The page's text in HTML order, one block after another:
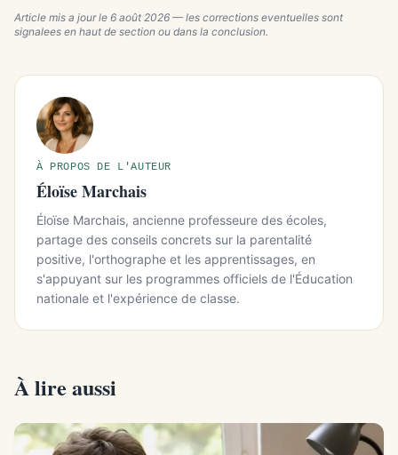
Article mis a jour le 6 août 2026 — les corrections eventuelles sont
signalees en haut de section ou dans la conclusion.
À PROPOS DE L'AUTEUR
Éloïse Marchais
Éloïse Marchais, ancienne professeure des écoles,
partage des conseils concrets sur la parentalité
positive, l'orthographe et les apprentissages, en
s'appuyant sur les programmes officiels de l'Éducation
nationale et l'expérience de classe.
À lire aussi